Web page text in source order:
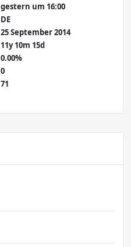
gestern um 16:00
DE
25 September 2014
11y 10m 15d
0.00%
0
71